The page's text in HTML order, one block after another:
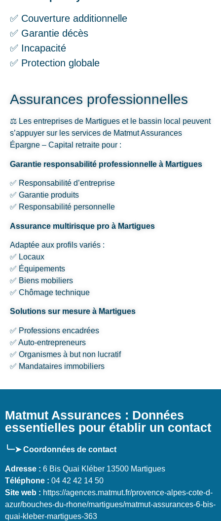
✅ Couverture additionnelle
✅ Garantie décès
✅ Incapacité
✅ Protection globale
Assurances professionnelles
⚖️ Les entreprises de Martigues et le bassin local peuvent
s’appuyer sur les services de Matmut Assurances
Épargne – Capital retraite pour :
Garantie responsabilité professionnelle à Martigues
✅ Responsabilité d’entreprise
✅ Garantie produits
✅ Responsabilité personnelle
Assurance multirisque pro à Martigues
Adaptée aux profils variés :
✅ Locaux
✅ Équipements
✅ Biens mobiliers
✅ Chômage technique
Solutions sur mesure à Martigues
✅ Professions encadrées
✅ Auto-entrepreneurs
✅ Organismes à but non lucratif
✅ Mandataires immobiliers
Matmut Assurances : Données
essentielles pour établir un contact
╰┈➤ Coordonnées de contact
Adresse : 6 Bis Quai Kléber 13500 Martigues
Téléphone : 04 42 42 14 50
Site web : https://agences.matmut.fr/provence-alpes-cote-d-
azur/bouches-du-rhone/martigues/matmut-assurances-6-bis-
quai-kleber-martigues-363